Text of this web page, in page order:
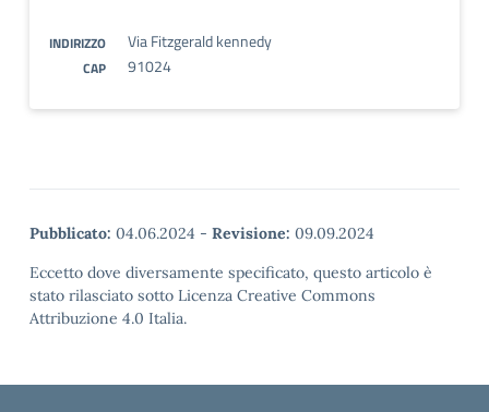
INDIRIZZO Via Fitzgerald kennedy
CAP 91024
Pubblicato: 04.06.2024 - Revisione: 09.09.2024
Eccetto dove diversamente specificato, questo articolo è
stato rilasciato sotto Licenza Creative Commons
Attribuzione 4.0 Italia.